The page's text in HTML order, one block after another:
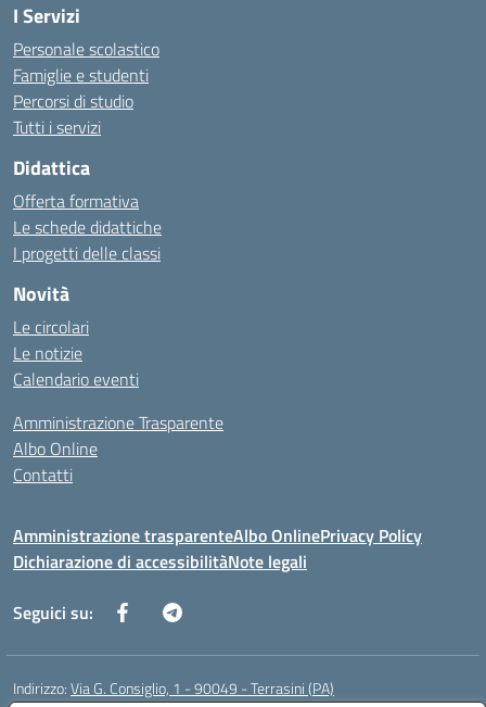
I Servizi
Personale scolastico
Famiglie e studenti
Percorsi di studio
Tutti i servizi
Didattica
Offerta formativa
Le schede didattiche
I progetti delle classi
Novità
Le circolari
Le notizie
Calendario eventi
Amministrazione Trasparente
Albo Online
Contatti
Amministrazione trasparenteAlbo OnlinePrivacy Policy
Dichiarazione di accessibilitàNote legali
Seguici su:
Indirizzo:Via G. Consiglio, 1 - 90049 - Terrasini (PA)